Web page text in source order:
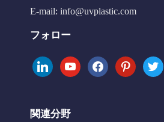
E-mail: info@uvplastic.com
フォロー
linkedinyoutubefacebookpinteresttwitter
関連分野